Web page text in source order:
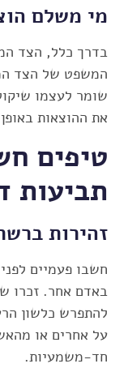
מי משלם
בדרך כלל, הצד
המשפט של הצד
שומר לעצמו
את ההוצאות
טיפים
תביעות
זהירות
חשבו פעמיים
באדם אחר. זכרו
להתפרש כלשון
על אחרים או
חד-משמעיות.